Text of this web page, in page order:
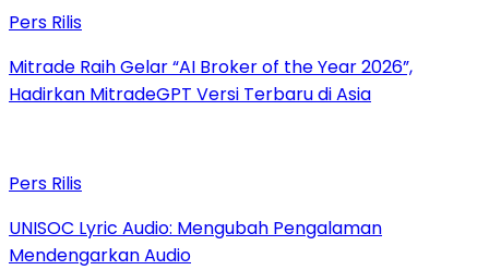
Pers Rilis
Mitrade Raih Gelar “AI Broker of the Year 2026”,
Hadirkan MitradeGPT Versi Terbaru di Asia
Pers Rilis
UNISOC Lyric Audio: Mengubah Pengalaman
Mendengarkan Audio